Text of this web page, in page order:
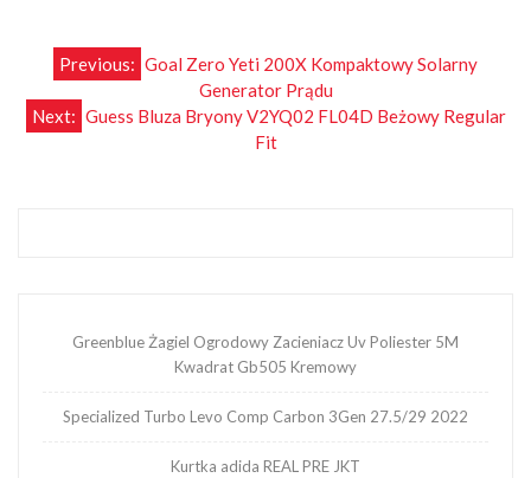
Nawigacja
wpisu
Previous: Goal Zero Yeti 200X Kompaktowy Solarny
Generator Prądu
Next: Guess Bluza Bryony V2YQ02 FL04D Beżowy Regular
Fit
Greenblue Żagiel Ogrodowy Zacieniacz Uv Poliester 5M
Kwadrat Gb505 Kremowy
Specialized Turbo Levo Comp Carbon 3Gen 27.5/29 2022
Kurtka adida REAL PRE JKT